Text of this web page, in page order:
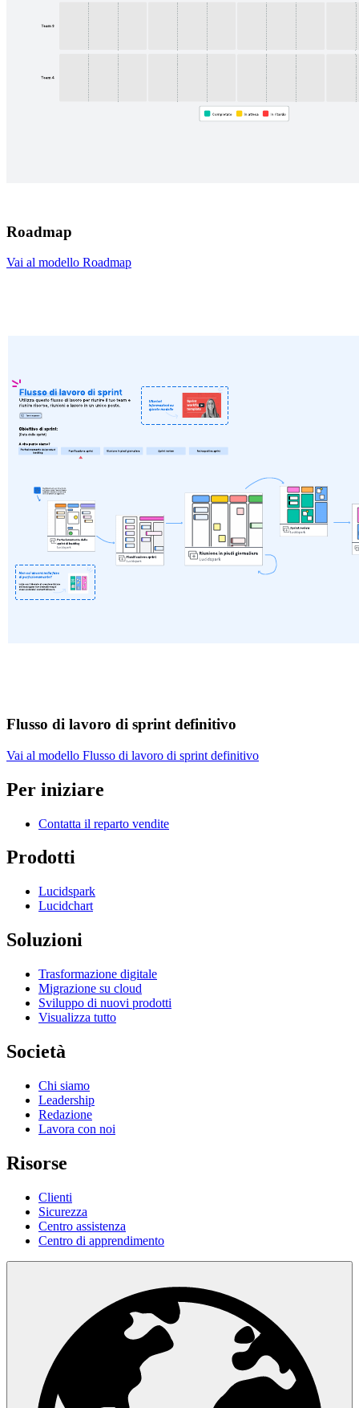
Roadmap
Vai al modello Roadmap
Flusso di lavoro di sprint definitivo
Vai al modello Flusso di lavoro di sprint definitivo
Per iniziare
Contatta il reparto vendite
Prodotti
Lucidspark
Lucidchart
Soluzioni
Trasformazione digitale
Migrazione su cloud
Sviluppo di nuovi prodotti
Visualizza tutto
Società
Chi siamo
Leadership
Redazione
Lavora con noi
Risorse
Clienti
Sicurezza
Centro assistenza
Centro di apprendimento